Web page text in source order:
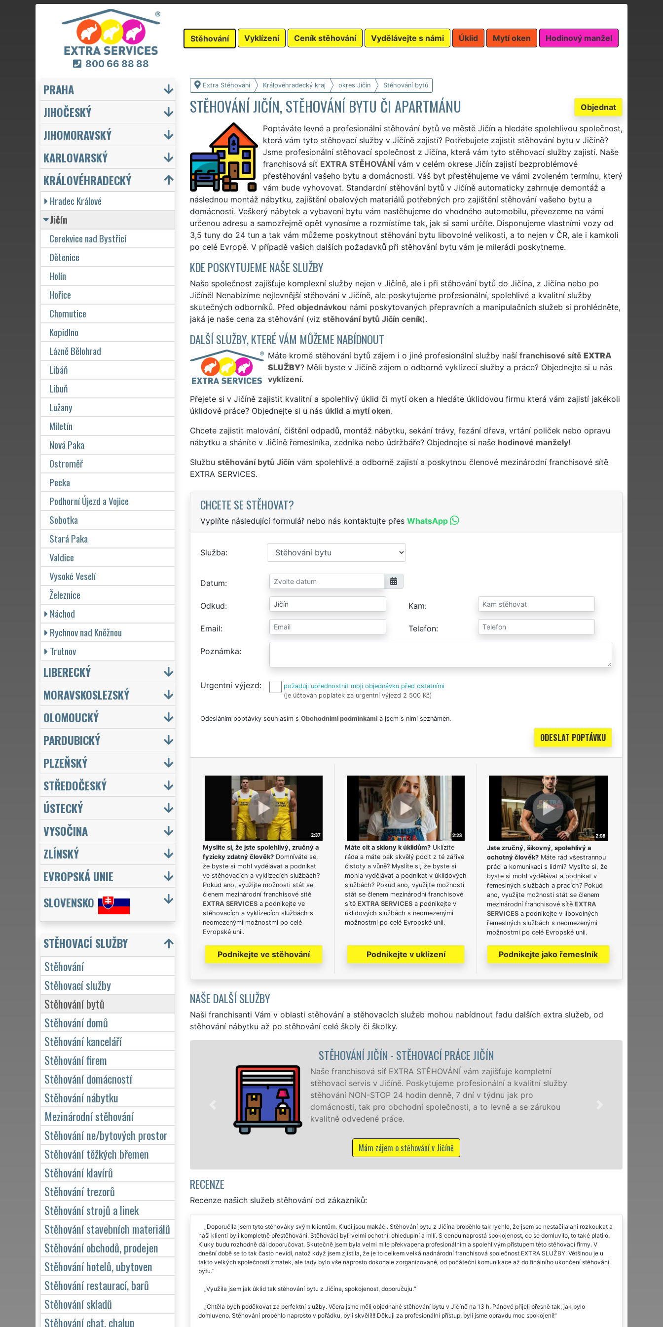
800 66 88 88
Stěhování Vyklízení Ceník stěhování Vydělávejte s námi Úklid Mytí oken Hodinový manžel
Extra Stěhování Královéhradecký kraj okres Jičín Stěhování bytů
Objednat
STĚHOVÁNÍ JIČÍN, STĚHOVÁNÍ BYTU ČI APARTMÁNU
Poptáváte levné a profesionální stěhování bytů ve městě Jičín a hledáte spolehlivou společnost,
která vám tyto stěhovací služby v Jičíně zajistí? Potřebujete zajistit stěhování bytu v Jičíně?
Jsme profesionální stěhovací společnost z Jičína, která vám tyto stěhovací služby zajistí. Naše
franchisová síť EXTRA STĚHOVÁNÍvám v celém okrese Jičín zajistí bezproblémové
přestěhování vašeho bytu a domácnosti. Váš byt přestěhujeme ve vámi zvoleném termínu, který
vám bude vyhovovat. Standardní stěhování bytů v Jičíně automaticky zahrnuje demontáž a
následnou montáž nábytku, zajištění obalových materiálů potřebných pro zajištění stěhování vašeho bytu a
domácnosti. Veškerý nábytek a vybavení bytu vám nastěhujeme do vhodného automobilu, převezeme na vámi
určenou adresu a samozřejmě opět vynosíme a rozmístíme tak, jak si sami určíte. Disponujeme vlastními vozy od
3,5 tuny do 24 tun a tak vám můžeme poskytnout stěhování bytu libovolné velikosti, a to nejen v ČR, ale i kamkoli
po celé Evropě. V případě vašich dalších požadavků při stěhování bytu vám je milerádi poskytneme.
KDE POSKYTUJEME NAŠE SLUŽBY
Naše společnost zajišťuje komplexní služby nejen v Jičíně, ale i při stěhování bytů do Jičína, z Jičína nebo po
Jičíně! Nenabízíme nejlevnější stěhování v Jičíně, ale poskytujeme profesionální, spolehlivé a kvalitní služby
skutečných odborníků. Před objednávkou námi poskytovaných přepravních a manipulačních služeb si prohlédněte,
jaká je naše cena za stěhování (viz stěhování bytů Jičín ceník).
DALŠÍ SLUŽBY, KTERÉ VÁM MŮŽEME NABÍDNOUT
Máte kromě stěhování bytů zájem i o jiné profesionální služby naší franchisové sítě EXTRA
SLUŽBY? Měli byste v Jičíně zájem o odborné vyklízecí služby a práce? Objednejte si u nás
vyklízení.
Přejete si v Jičíně zajistit kvalitní a spolehlivý úklid či mytí oken a hledáte úklidovou firmu která vám zajistí jakékoli
úklidové práce? Objednejte si u nás úklid a mytí oken.
Chcete zajistit malování, čištění odpadů, montáž nábytku, sekání trávy, řezání dřeva, vrtání poliček nebo opravu
nábytku a sháníte v Jičíně řemeslníka, zedníka nebo údržbáře? Objednejte si naše hodinové manžely!
Službu stěhování bytů Jičín vám spolehlivě a odborně zajistí a poskytnou členové mezinárodní franchisové sítě
EXTRA SERVICES.
CHCETE SE STĚHOVAT?
Vyplňte následující formulář nebo nás kontaktujte přes WhatsApp
Služba
Datum
Odkud Kam
Email Telefon
Poznámka
Urgentní výjezd
požaduji upřednostnit moji objednávku před ostatními
(je účtován poplatek za urgentní výjezd 2 500 Kč)
Odesláním poptávky souhlasím s Obchodními podmínkamia jsem s nimi seznámen.
Myslíte si, že jste spolehlivý, zručný a
fyzicky zdatný člověk?Domníváte se,
že byste si mohl vydělávat a podnikat
ve stěhovacích a vyklízecích službách?
Pokud ano, využijte možnosti stát se
členem mezinárodní franchisové sítě
EXTRA SERVICESa podnikejte ve
stěhovacích a vyklízecích službách s
neomezenými možnostmi po celé
Evropské unii.
Podnikejte ve stěhování
Máte cit a sklony k úklidům?Uklízíte
ráda a máte pak skvělý pocit z té zářivé
čistoty a vůně? Myslíte si, že byste si
mohla vydělávat a podnikat v úklidových
službách? Pokud ano, využijte možnosti
stát se členem mezinárodní franchisové
sítě EXTRA SERVICESa podnikejte v
úklidových službách s neomezenými
možnostmi po celé Evropské unii.
Podnikejte v uklízení
Jste zručný, šikovný, spolehlivý a
ochotný člověk? Máte rád všestrannou
práci a komunikaci s lidmi? Myslíte si, že
byste si mohl vydělávat a podnikat v
řemeslných službách a pracích? Pokud
ano, využijte možnosti stát se členem
mezinárodní franchisové sítě EXTRA
SERVICES a podnikejte v libovolných
řemeslných službách s neomezenými
možnostmi po celé Evropské unii.
Podnikejte jako řemeslník
NAŠE DALŠÍ SLUŽBY
Naši franchisanti Vám v oblasti stěhování a stěhovacích služeb mohou nabídnout řadu dalších extra služeb, od
stěhování nábytku až po stěhování celé školy či školky.
STĚHOVÁNÍ JIČÍN - STĚHOVACÍ PRÁCE JIČÍN
Naše franchisová síť EXTRA STĚHOVÁNÍ vám zajišťuje kompletní
stěhovací servis v Jičíně. Poskytujeme profesionální a kvalitní služby
stěhování NON-STOP 24 hodin denně, 7 dní v týdnu jak pro
domácnosti, tak pro obchodní společnosti, a to levně a se zárukou
kvalitně odvedené práce.
Mám zájem o stěhování v Jičíně
Poskytujeme stěhovací služby
speciální stěhovací technikou.
franchisové sítě EXTRA
RECENZE
Recenze našich služeb stěhování od zákazníků:
Doporučila jsem tyto stěhováky svým klientům. Kluci jsou makáči. Stěhování bytu z Jičína proběhlo tak rychle, že jsem se nestačila ani rozkoukat a
naši klienti byli kompletně přestěhováni. Stěhováci byli velmi ochotní, ohleduplní a milí. S cenou naprostá spokojenost, co se domluvilo, to také platilo.
Kluky budu rozhodně dál doporučovat. Skutečně jsem byla velmi mile překvapena profesionálním a spolehlivým přístupem této stěhovací firmy. V
dnešní době se to tak často nevidí, natož když jsem zjistila, že je to celkem velká nadnárodní franchisová společnost EXTRA SLUŽBY. Většinou je u
takto velkých společností zmatek, ale tady bylo vše naprosto dokonale zorganizované, od počáteční komunikace až do finálního ukončení stěhování
bytu.
Využila jsem jak úklid tak stěhování bytu z Jičína, spokojenost, doporučuju.
Chtěla bych poděkovat za perfektní služby. Včera jsme měli objednané stěhování bytu v Jičíně na 13 h. Pánové přijeli přesně tak, jak bylo
domluveno. Stěhování proběhlo naprosto v pořádku, byli skvělí!!! Děkuji za profesionální přístup, byli jsme opravdu moc spokojeni!
PRAHA
JIHOČESKÝ
JIHOMORAVSKÝ
KARLOVARSKÝ
KRÁLOVÉHRADECKÝ
Hradec Králové
Jičín
Cerekvice nad Bystřicí
Dětenice
Holín
Hořice
Chomutice
Kopidlno
Lázně Bělohrad
Libáň
Libuň
Lužany
Miletín
Nová Paka
Ostroměř
Pecka
Podhorní Újezd a Vojice
Sobotka
Stará Paka
Valdice
Vysoké Veselí
Železnice
Náchod
Rychnov nad Kněžnou
Trutnov
LIBERECKÝ
MORAVSKOSLEZSKÝ
OLOMOUCKÝ
PARDUBICKÝ
PLZEŇSKÝ
STŘEDOČESKÝ
ÚSTECKÝ
VYSOČINA
ZLÍNSKÝ
EVROPSKÁ UNIE
SLOVENSKO
STĚHOVACÍ SLUŽBY
Stěhování
Stěhovací služby
Stěhování bytů
Stěhování domů
Stěhování kanceláří
Stěhování firem
Stěhování domácností
Stěhování nábytku
Mezinárodní stěhování
Stěhování ne/bytových prostor
Stěhování těžkých břemen
Stěhování klavírů
Stěhování trezorů
Stěhování strojů a linek
Stěhování stavebních materiálů
Stěhování obchodů, prodejen
Stěhování hotelů, ubytoven
Stěhování restaurací, barů
Stěhování skladů
Stěhování chat, chalup